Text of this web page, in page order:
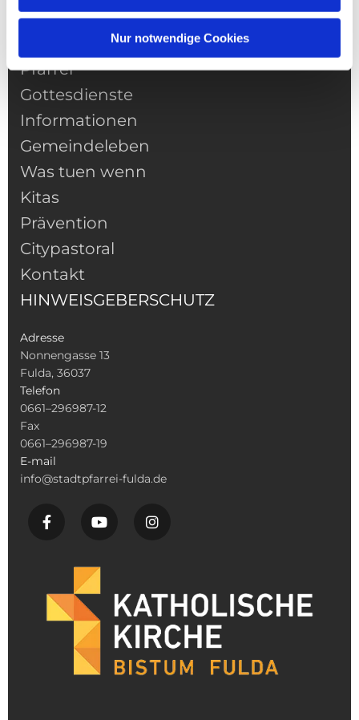
Nur notwendige Cookies
NAVIGATION
Pfarrei
Gottesdienste
Informationen
Gemeindeleben
Was tuen wenn
Kitas
Prävention
Citypastoral
Kontakt
HINWEISGEBERSCHUTZ
Adresse
Nonnengasse 13
Fulda, 36037
Telefon
0661–296987-12
Fax
0661–296987-19
E-mail
info@stadtpfarrei-fulda.de